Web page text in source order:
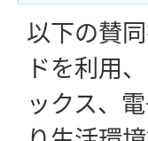
以下の賛
ドを利用
ックス、